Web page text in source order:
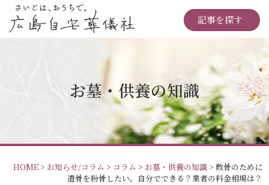
記事を探す
お墓・供養の知識
HOME> お知らせ/コラム > コラム > お墓・供養の知識> 散骨のために
遺骨を粉骨したい。自分でできる？業者の料金相場は？